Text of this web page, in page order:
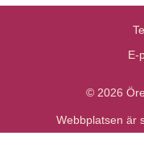
E-
© 2026
Webbplatsen är